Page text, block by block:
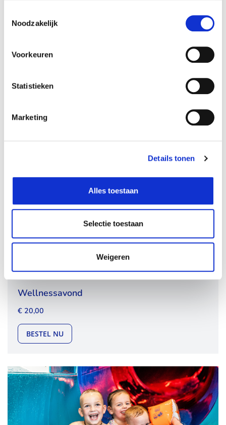
Noodzakelijk
Voorkeuren
Statistieken
Marketing
Details tonen
Alles toestaan
Selectie toestaan
Weigeren
Voorverkoop discozwemmen
BESTEL NU
Wellnessavond
€ 20,00
BESTEL NUWELLNESSAVOND